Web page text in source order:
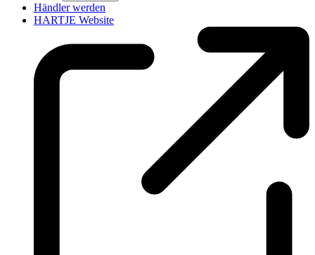
Händler werden
HARTJE Website